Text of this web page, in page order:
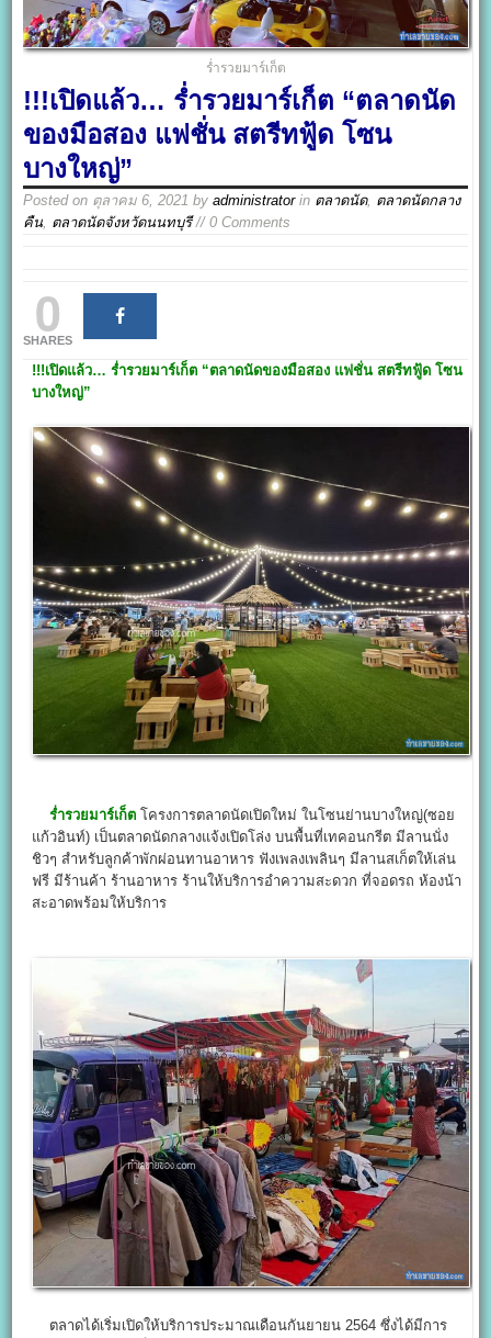
ร่ำรวยมาร์เก็ต
!!!เปิดแล้ว… ร่ำรวยมาร์เก็ต “ตลาดนัด
ของมือสอง แฟชั่น สตรีทฟู้ด โซน
บางใหญ่”
Posted on ตุลาคม 6, 2021 byadministratorin ตลาดนัด, ตลาดนัดกลาง
คืน, ตลาดนัดจังหวัดนนทบุรี// 0 Comments
0
SHARES
!!!เปิดแล้ว… ร่ำรวยมาร์เก็ต “ตลาดนัดของมือสอง แฟชั่น สตรีทฟู้ด โซน
บางใหญ่”
ร่ำรวยมาร์เก็ต โครงการตลาดนัดเปิดใหม่ ในโซนย่านบางใหญ่(ซอย
แก้วอินท์) เป็นตลาดนัดกลางแจ้งเปิดโล่ง บนพื้นที่เทคอนกรีต มีลานนั่ง
ชิวๆ สำหรับลูกค้าพักผ่อนทานอาหาร ฟังเพลงเพลินๆ มีลานสเก็ตให้เล่น
ฟรี มีร้านค้า ร้านอาหาร ร้านให้บริการอำความสะดวก ที่จอดรถ ห้องน้า
สะอาดพร้อมให้บริการ
ตลาดได้เริ่มเปิดให้บริการประมาณเดือนกันยายน 2564 ซึ่งได้มีการ